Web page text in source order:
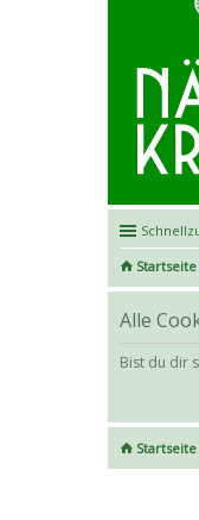
Startseite
Alle
Bist du dir
Startseite